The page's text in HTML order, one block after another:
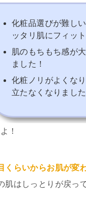
化粧品選びが難し
ッタリ肌にフィッ
肌のもちもち感が
ました！
化粧ノリがよくな
立たなくなりました
！
くらいからお肌が変
肌はしっとりが戻っ